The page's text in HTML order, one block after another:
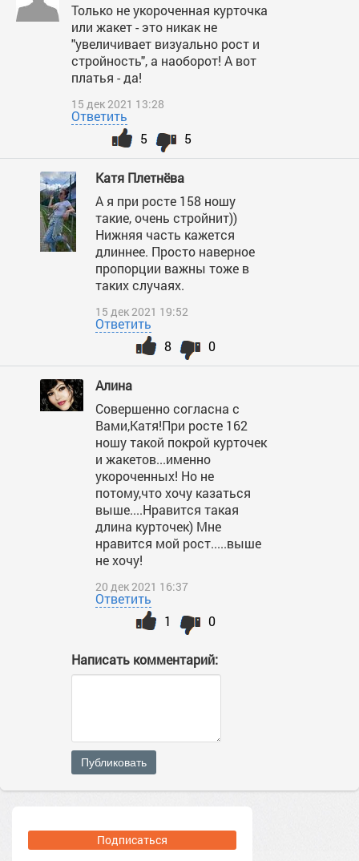
Только не укороченная курточка
или жакет - это никак не
"увеличивает визуально рост и
стройность", а наоборот! А вот
платья - да!
15 дек 2021 13:28
Ответить
5
5
Катя Плетнёва
А я при росте 158 ношу
такие, очень стройнит))
Нижняя часть кажется
длиннее. Просто наверное
пропорции важны тоже в
таких случаях.
15 дек 2021 19:52
Ответить
0
8
Алина
Совершенно согласна с
Вами,Катя!При росте 162
ношу такой покрой курточек
и жакетов...именно
укороченных! Но не
потому,что хочу казаться
выше....Нравится такая
длина курточек) Мне
нравится мой рост.....выше
не хочу!
20 дек 2021 16:37
Ответить
0
1
Написать комментарий:
Публиковать
Подписаться